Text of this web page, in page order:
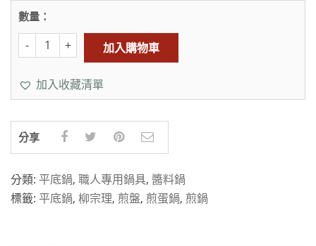
數量：
加入購物車
加入收藏清單
分享
分類: 平底鍋, 職人專用鍋具, 醬料鍋
標籤: 平底鍋, 柳宗理, 煎盤, 煎蛋鍋, 煎鍋